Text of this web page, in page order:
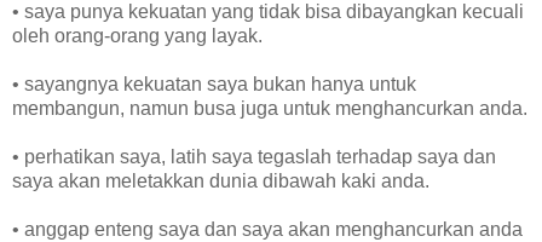
• saya punya kekuatan yang tidak bisa dibayangkan kecuali
oleh orang-orang yang layak.
• sayangnya kekuatan saya bukan hanya untuk
membangun, namun busa juga untuk menghancurkan anda.
• perhatikan saya, latih saya tegaslah terhadap saya dan
saya akan meletakkan dunia dibawah kaki anda.
• anggap enteng saya dan saya akan menghancurkan anda